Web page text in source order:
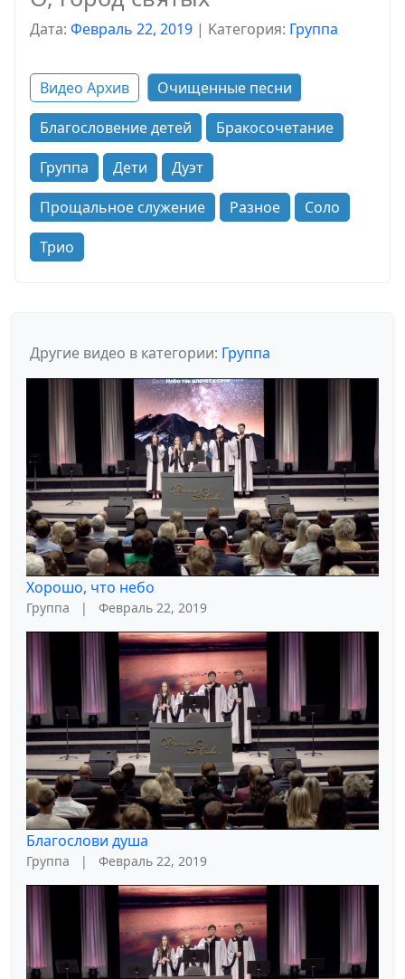
Дата: Февраль 22, 2019 | Kатегория: Группа
Видео Архив
Очищенные песни
Благословение детей
Бракосочетание
Группа
Дети
Дуэт
Прощальное служение
Разное
Соло
Трио
Другие видео в категории: Группа
Хорошо, что небо
Группа | Февраль 22, 2019
Благослови душа
Группа | Февраль 22, 2019